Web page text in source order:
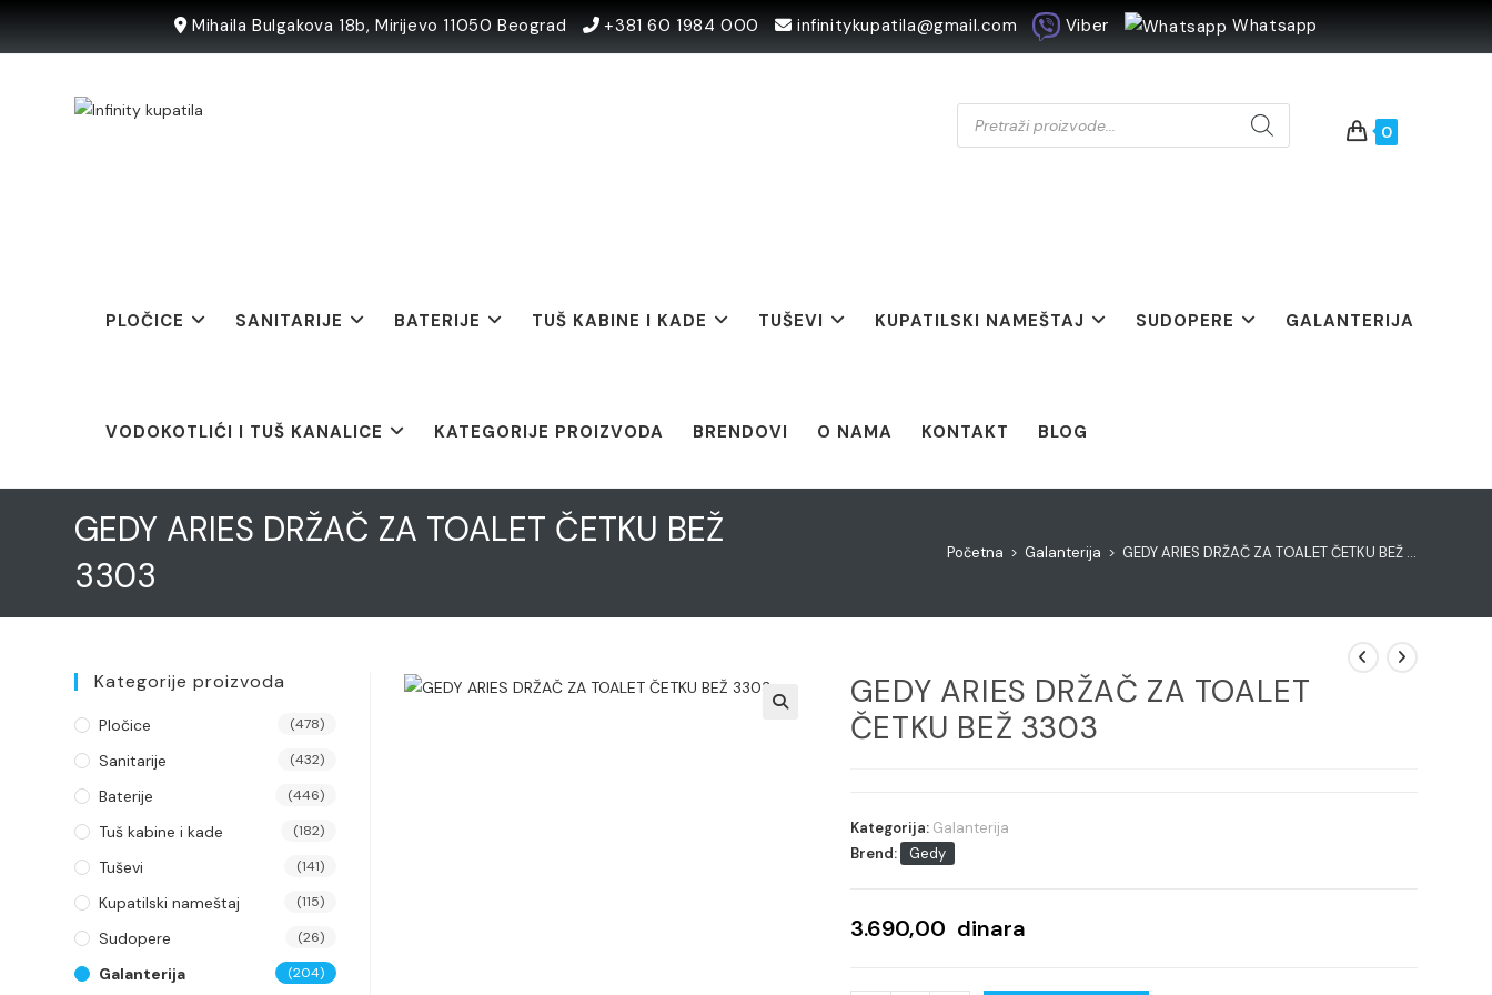
Mihaila Bulgakova 18b, Mirijevo 11050 Beograd +381 60 1984 000 infinitykupatila@gmail.com Viber Whatsapp
Products
search
PLOČICE SANITARIJE BATERIJE TUŠ KABINE I KADE TUŠEVI KUPATILSKI NAMEŠTAJ SUDOPERE GALANTERIJA
VODOKOTLIĆI I TUŠ KANALICE KATEGORIJE PROIZVODA BRENDOVI O NAMA KONTAKT BLOG
0
GEDY ARIES DRŽAČ ZA TOALET ČETKU BEŽ
3303
Početna > Galanterija > GEDY ARIES DRŽAČ ZA TOALET ČETKU BEŽ 3303
GEDY ARIES DRŽAČ ZA TOALET
ČETKU BEŽ 3303
Kategorija: Galanterija
Brend:
Gedy
3.690,00 dinara
Kategorije proizvoda
Pločice (478)
Sanitarije (432)
Baterije (446)
Tuš kabine i kade (182)
Tuševi (141)
Kupatilski nameštaj (115)
Sudopere (26)
Galanterija (204)